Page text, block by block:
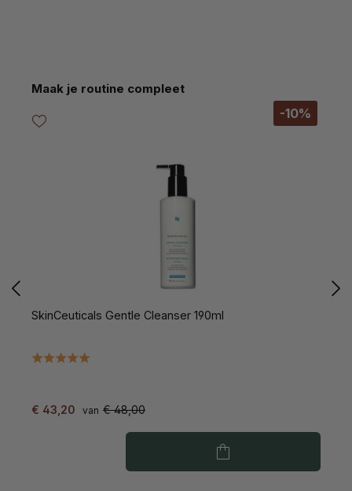
Productgalerij overslaan
Maak je routine compleet
-10%
SkinCeuticals Gentle Cleanser 190ml
€ 43,20 van € 48,00